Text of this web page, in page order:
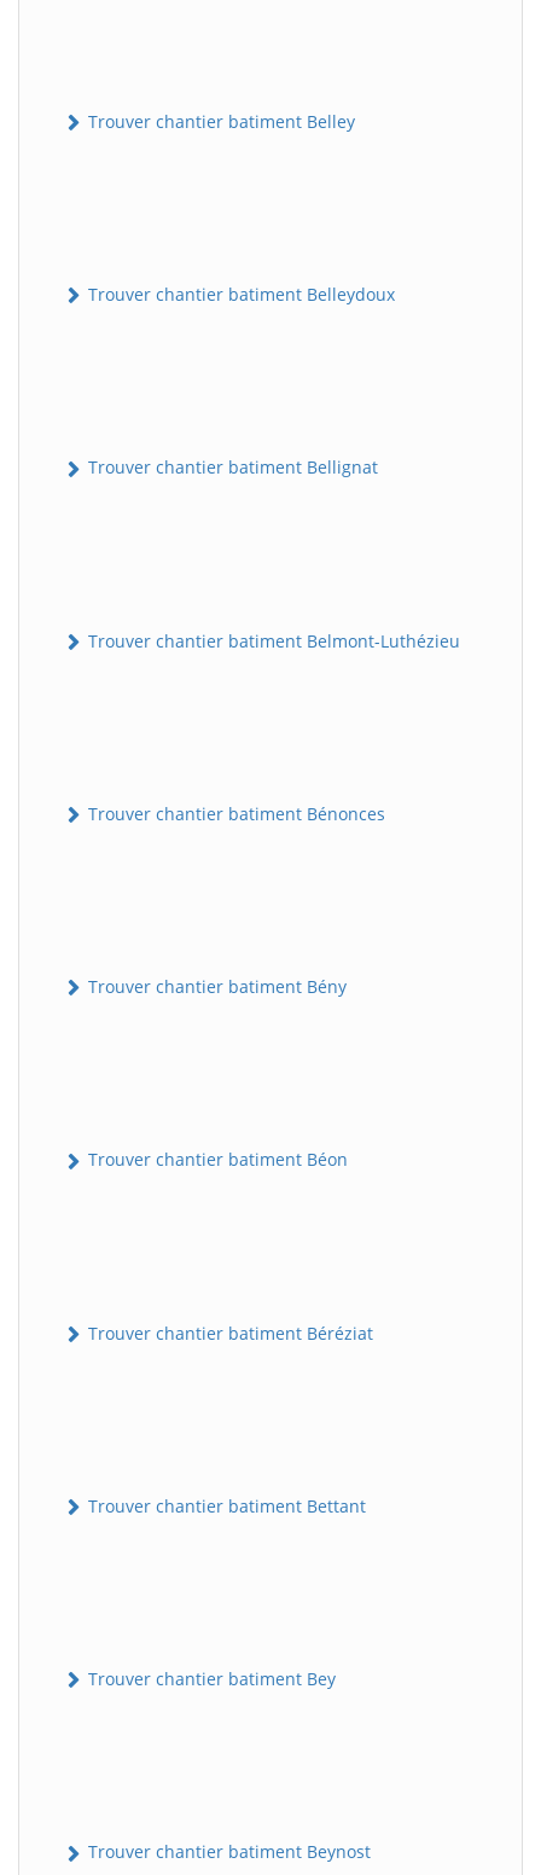
Trouver chantier batiment Belley
Trouver chantier batiment Belleydoux
Trouver chantier batiment Bellignat
Trouver chantier batiment Belmont-Luthézieu
Trouver chantier batiment Bénonces
Trouver chantier batiment Bény
Trouver chantier batiment Béon
Trouver chantier batiment Béréziat
Trouver chantier batiment Bettant
Trouver chantier batiment Bey
Trouver chantier batiment Beynost